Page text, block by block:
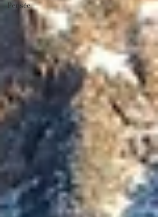
Pensée